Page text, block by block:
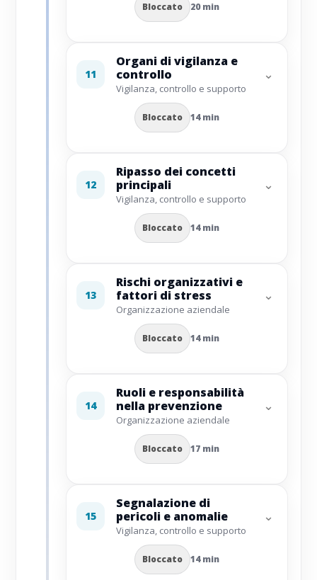
Bloccato 20 min
11
Organi di vigilanza e
controllo
Vigilanza, controllo e supporto
Bloccato 14 min
⌄
12
Ripasso dei concetti
principali
Vigilanza, controllo e supporto
Bloccato 14 min
⌄
13
Rischi organizzativi e
fattori di stress
Organizzazione aziendale
Bloccato 14 min
⌄
14
Ruoli e responsabilità
nella prevenzione
Organizzazione aziendale
Bloccato 17 min
⌄
15
Segnalazione di
pericoli e anomalie
Vigilanza, controllo e supporto
Bloccato 14 min
⌄